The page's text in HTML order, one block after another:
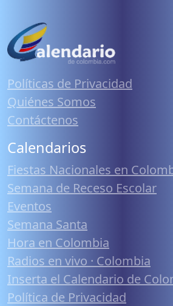
Políticas de Privacidad
Quiénes Somos
Contáctenos
Calendarios
Fiestas Nacionales en
Semana de Receso Escolar
Eventos
Semana Santa
Hora en Colombia
Radios en vivo · Colombia
Inserta el Calendario de
Política de Privacidad